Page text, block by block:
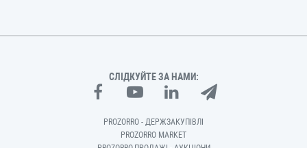
СЛІДКУЙТЕ ЗА НАМИ:
PROZORRO - ДЕРЖЗАКУПІВЛІ
PROZORRO MARKET